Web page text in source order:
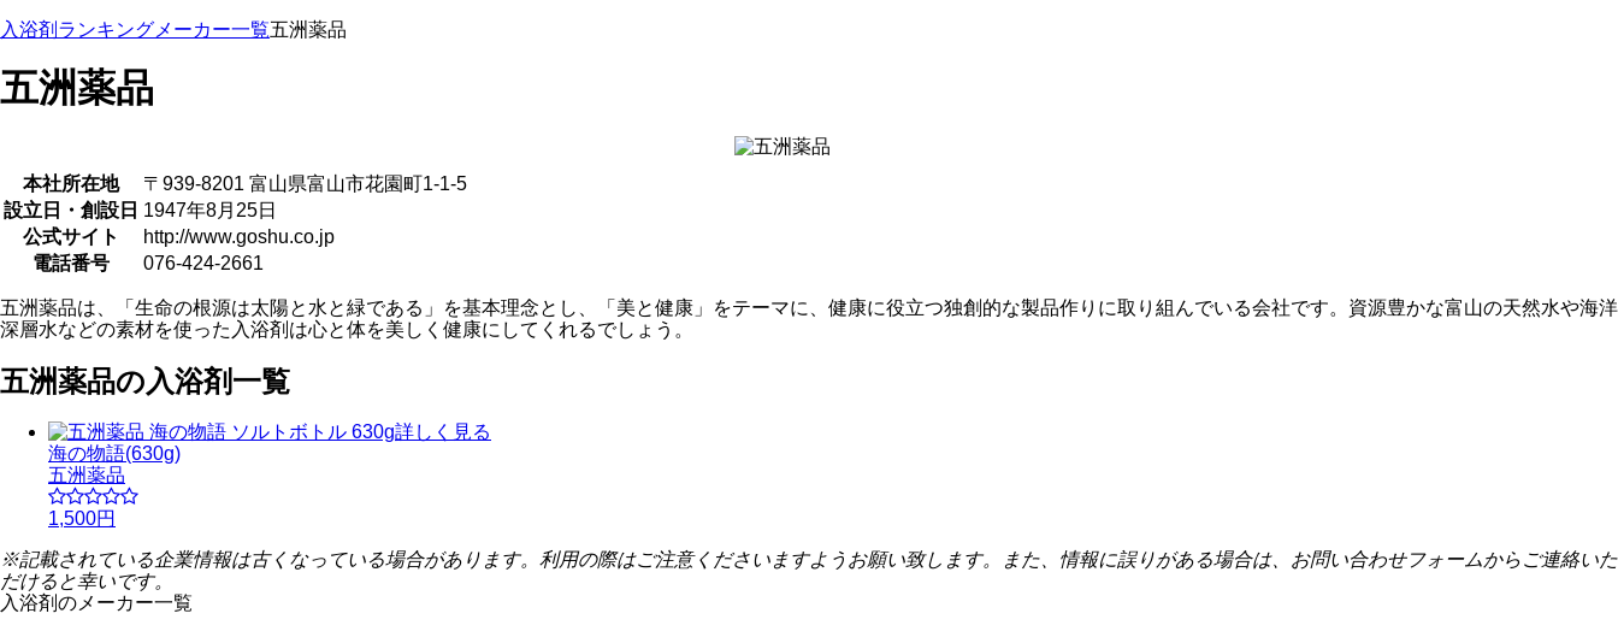
入浴剤ランキング メーカー一覧五洲薬品
五洲薬品
本社所在地
〒939-8201 富山県富山市花園町1-1-5
設立日・創設日 1947年8月25日
公式サイト
http://www.goshu.co.jp
電話番号
076-424-2661
五洲薬品は、「生命の根源は太陽と水と緑である」を基本理念とし、「美と健康」をテーマに、健康に役立つ独創的な製品作りに取り組んでいる会社です。資源豊かな富山の天然水や海洋
深層水などの素材を使った入浴剤は心と体を美しく健康にしてくれるでしょう。
五洲薬品の入浴剤一覧
詳しく見る
海の物語(630g)
五洲薬品
1,500円
※記載されている企業情報は古くなっている場合があります。利用の際はご注意くださいますようお願い致します。また、情報に誤りがある場合は、お問い合わせフォームからご連絡いた
だけると幸いです。
入浴剤のメーカー一覧